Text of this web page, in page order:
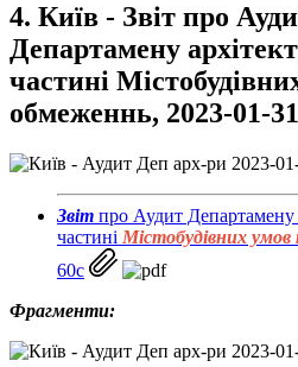
4. Київ - Звіт про
Департамену
частині
обмеженнь, 2023-01-
Звіт про Аудит Департамену
частині Містобудівних
60с
Фрагменти: